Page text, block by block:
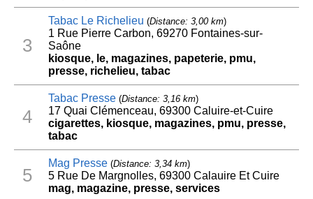
3
Tabac Le Richelieu (Distance: 3,00 km)
1 Rue Pierre Carbon, 69270 Fontaines-sur-
Saône
kiosque, le, magazines, papeterie, pmu,
presse, richelieu, tabac
4
Tabac Presse(Distance: 3,16 km)
17 Quai Clémenceau, 69300 Caluire-et-Cuire
cigarettes, kiosque, magazines, pmu, presse,
tabac
5
Mag Presse(Distance: 3,34 km)
5 Rue De Margnolles, 69300 Calauire Et Cuire
mag, magazine, presse, services